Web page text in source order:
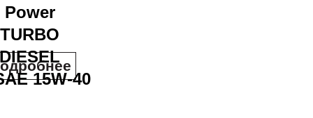
Power
TURBO
DIESEL
15W-40